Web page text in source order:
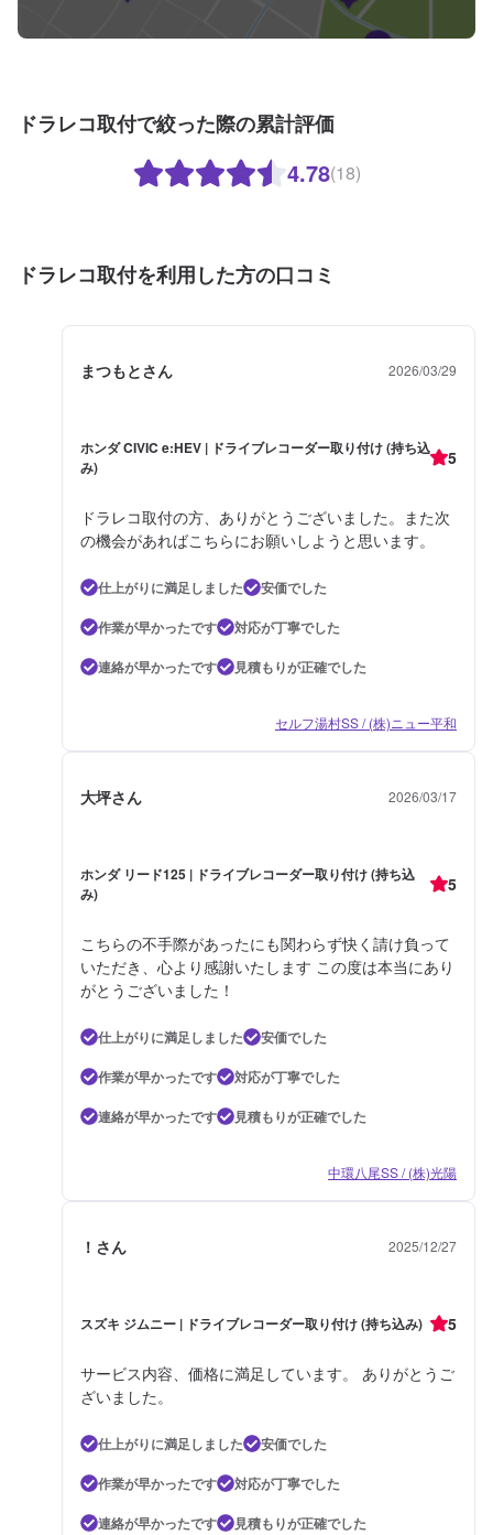
ドラレコ取付で絞った際の累計評価
4.78(18)
ドラレコ取付を利用した方の口コミ
まつもとさん 2026/03/29
ホンダ CIVIC e:HEV | ドライブレコーダー取り付け (持ち込
み)
5
ドラレコ取付の方、ありがとうございました。また次
の機会があればこちらにお願いしようと思います。
仕上がりに満足しました
安価でした
作業が早かったです
対応が丁寧でした
連絡が早かったです
見積もりが正確でした
セルフ湯村SS / (株)ニュー平和
大坪さん 2026/03/17
ホンダ リード125 | ドライブレコーダー取り付け (持ち込
み)
5
こちらの不手際があったにも関わらず快く請け負って
いただき、心より感謝いたします この度は本当にあり
がとうございました！
仕上がりに満足しました
安価でした
作業が早かったです
対応が丁寧でした
連絡が早かったです
見積もりが正確でした
中環八尾SS / (株)光陽
！さん 2025/12/27
スズキ ジムニー | ドライブレコーダー取り付け (持ち込み) 5
サービス内容、価格に満足しています。 ありがとうご
ざいました。
仕上がりに満足しました
安価でした
作業が早かったです
対応が丁寧でした
連絡が早かったです
見積もりが正確でした